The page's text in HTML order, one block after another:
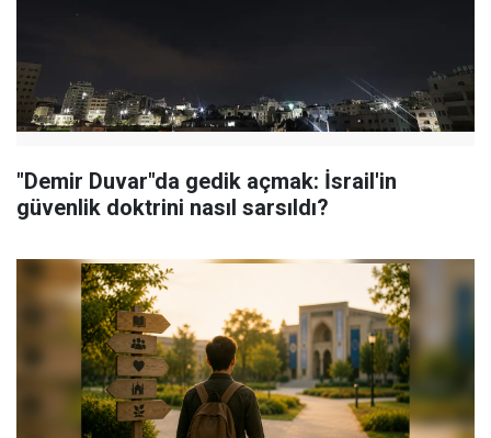
"Demir Duvar"da gedik açmak: İsrail'in
güvenlik doktrini nasıl sarsıldı?